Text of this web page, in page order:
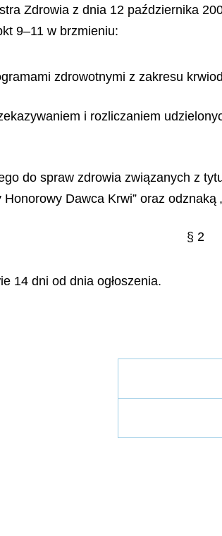
Zdrowia z dnia 12 października
9–11 w brzmieniu:
zdrowotnymi z zakresu
i rozliczaniem
do spraw zdrowia związanych z
Honorowy Dawca Krwi” oraz
§ 2
14 dni od dnia ogłoszenia.